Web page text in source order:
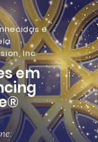
e
a
Inc.
em